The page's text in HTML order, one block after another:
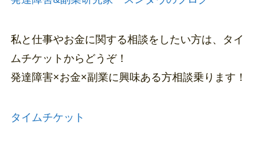
私と仕事やお金に関する相談をしたい方は、タイ
ムチケットからどうぞ！
発達障害×お金×副業に興味ある方相談乗ります！
タイムチケット